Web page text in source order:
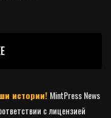
истории! MintPress News
с лицензией